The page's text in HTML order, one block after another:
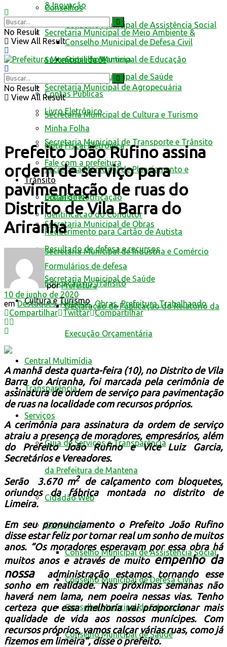
Conselhos
Conselho Municipal de Assistência Social
Conselho Municipal de Defesa Civil
Conselho Municipal de Educação
Conselho Municipal de Saúde
Contas Públicas
Livro Eletrônico
Minha Folha
Nota Fiscal Eletrônica
Fale com a prefeitura
Trânsito
Edital de Notificação
Identificacao do Condutor
Requerimento para Cartão de Autista
Resultado de defesa e recursos
Formulários de defesa
Educação no Trânsito
Cultura e Turismo
& Inovação
Secretaria Municipal de Meio Ambiente &
Sustentabilidade
Secretaria Municipal de Agropecuária
Secretaria Municipal de Cultura e Turismo
Secretaria Municipal de Transporte e Trânsito
Secretaria Municipal de Planejamento e
Urbanismo
Secretaria Municipal de Obras
Secretaria Municipal de Indústria e Comércio
Secretaria Municipal de Saúde
Declaração de Publicação do Relatório da
Execução Orçamentária
Central Multimídia
Transparência
Serviços
Guia de Serviços e Transparência
da Prefeitura de Mantena
Cidadão Web
Conselhos
Conselho Municipal de Assistência Social
Conselho Municipal de Defesa Civil
Conselho Municipal de Educação
Conselho Municipal de Saúde
No Result
View All Result
No Result
View All Result
Prefeito João Rufino assina
ordem de serviço para
pavimentação de ruas do
Distrito de Vila Barra do
Ariranha
por Prefeitura
10 de junho de 2020
em Destaques,Notícias,Obras,Prefeitura Trabalhando
Compartilhar
Twittar Compartilhar
A manhã desta quarta-feira (10), no Distrito de Vila
Barra do Ariranha, foi marcada pela cerimônia de
assinatura de ordem de serviço para pavimentação
de ruas na localidade com recursos próprios.
A cerimônia para assinatura da ordem de serviço
atraiu a presença de moradores, empresários, além
do Prefeito João Rufino e Vice Luiz Garcia,
Secretários e Vereadores.
Serão 3.670 m2 de calçamento com bloquetes,
oriundos da fábrica montada no distrito de
Limeira.
Em seu pronunciamento o Prefeito João Rufino
disse estar feliz por tornar real um sonho de muitos
anos. “Os moradores esperavam por essa obra há
muitos anos e através de muito empenho da
nossaadministração estamos tornando esse
sonho em realidade. Nas próximas semanas não
haverá nem lama, nem poeira nessas vias. Tenho
certeza que essa melhoria vai proporcionar mais
qualidade de vida aos nossos munícipes. Com
recursos próprios, vamos calçar várias ruas, como já
fizemos em limeira”, disse o prefeito.